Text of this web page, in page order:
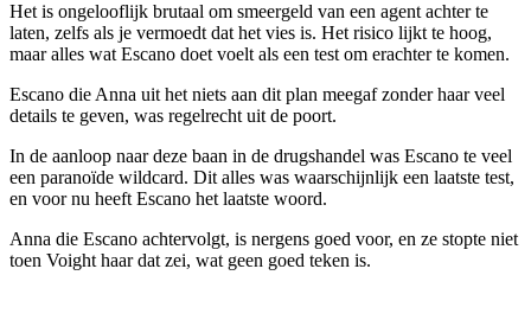
Het is ongelooflijk brutaal om smeergeld van een agent achter te
laten, zelfs als je vermoedt dat het vies is. Het risico lijkt te hoog,
maar alles wat Escano doet voelt als een test om erachter te komen.
Escano die Anna uit het niets aan dit plan meegaf zonder haar veel
details te geven, was regelrecht uit de poort.
In de aanloop naar deze baan in de drugshandel was Escano te veel
een paranoïde wildcard. Dit alles was waarschijnlijk een laatste test,
en voor nu heeft Escano het laatste woord.
Anna die Escano achtervolgt, is nergens goed voor, en ze stopte niet
toen Voight haar dat zei, wat geen goed teken is.